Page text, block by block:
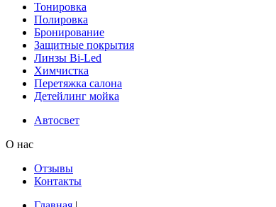
Тонировка
Полировка
Бронирование
Защитные покрытия
Линзы Bi-Led
Химчистка
Перетяжка салона
Детейлинг мойка
Автосвет
О нас
Отзывы
Контакты